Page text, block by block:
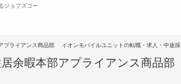
ジョブズゴー
ライアンス商品部 イオンモバイルユニットの転職・求人・中途採
余暇本部アプライアンス商品